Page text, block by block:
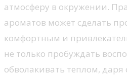
атмосферу в окружении.
ароматов может сделать
комфортным и
не только пробуждать
обволакивать теплом,